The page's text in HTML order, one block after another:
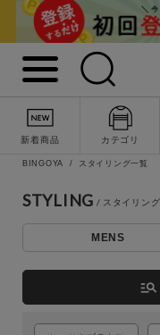
新着商品 カテゴリ
キーワード
BINGOYA スタイリング一覧
STYLING
MENS
manage_search